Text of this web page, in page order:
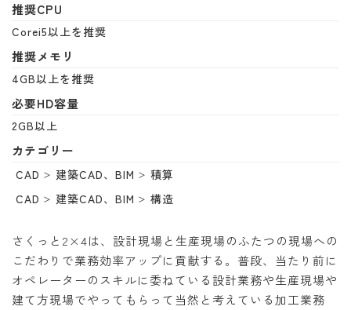
推奨CPU
Corei5以上を推奨
推奨メモリ
4GB以上を推奨
必要HD容量
2GB以上
カテゴリー
CAD 建築CAD、BIM
積算
CAD
建築CAD、BIM 構造
さくっと2×4は、設計現場と生産現場のふたつの現場への
こだわりで業務効率アップに貢献する。普段、当たり前に
オペレーターのスキルに委ねている設計業務や生産現場や
建て方現場でやってもらって当然と考えている加工業務